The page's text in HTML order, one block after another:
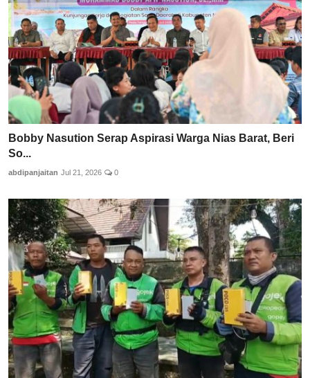
Bobby Nasution Serap Aspirasi Warga Nias Barat, Beri
So...
abdipanjaitan Jul 21, 2026 0